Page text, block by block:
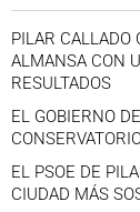
PILAR CALLADO
ALMANSA CON
RESULTADOS
EL GOBIERNO
EL PSOE DE
CIUDAD MÁS